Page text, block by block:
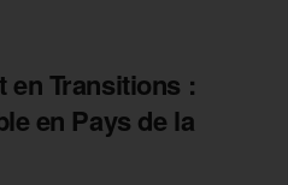
en Transitions :
en Pays de la